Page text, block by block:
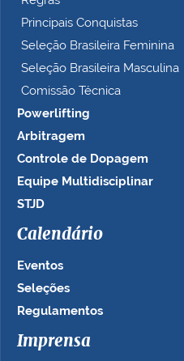
Principais Conquistas
Seleção Brasileira Feminina
Seleção Brasileira Masculina
Comissão Técnica
Powerlifting
Arbitragem
Controle de Dopagem
Equipe Multidisciplinar
STJD
Calendário
Eventos
Seleções
Regulamentos
Imprensa